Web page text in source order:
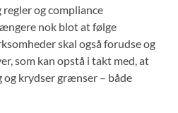
og compliance
nok blot at følge
skal også forudse og
som kan opstå i takt med, at
krydser grænser – både